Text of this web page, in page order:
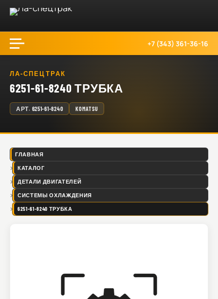
+7 (343) 361-36-16
ЛА-СПЕЦТРАК
6251-61-8240 ТРУБКА
АРТ. 6251-61-8240 KOMATSU
ГЛАВНАЯ
КАТАЛОГ
ДЕТАЛИ ДВИГАТЕЛЕЙ
СИСТЕМЫ ОХЛАЖДЕНИЯ
6251-61-8240 ТРУБКА